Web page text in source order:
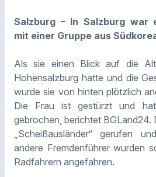
Salzburg – In Salzburg war
mit einer Gruppe aus
Als sie einen Blick auf die
Hohensalzburg hatte und die
wurde sie von hinten plötzlich
Die Frau ist gestürzt und
gebrochen, berichtet BGLand24.
„Scheißausländer“ gerufen
andere Fremdenführer wurden
Radfahrern angefahren.